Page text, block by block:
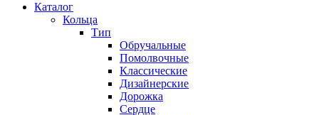
Каталог
Кольца
Тип
Обручальные
Помолвочные
Классические
Дизайнерские
Дорожка
Сердце